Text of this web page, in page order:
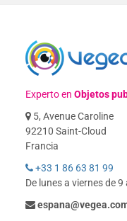
Experto enObjetos
5, Avenue Caroline
92210 Saint-Cloud
Francia
+33 1 86 63 81 99
De lunes a viernes de